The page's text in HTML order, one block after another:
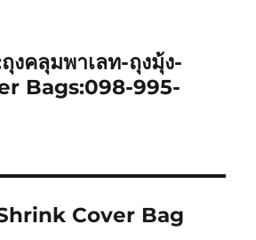
งคลุมพาเลท-ถุงมุ้ง-
Bags:098-995-
Cover Bag